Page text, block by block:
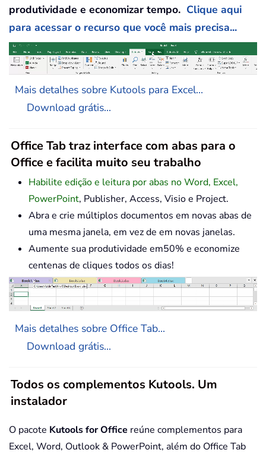
produtividade e economizar tempo. Clique aqui
para acessar o recurso que você mais precisa...
Mais detalhes sobre Kutools para Excel...
Download grátis...
Office Tab traz interface com abas para o
Office e facilita muito seu trabalho
Habilite edição e leitura por abas no Word, Excel,
PowerPoint, Publisher, Access, Visio e Project.
Abra e crie múltiplos documentos em novas abas de
uma mesma janela, em vez de em novas janelas.
Aumente sua produtividade em50% e economize
centenas de cliques todos os dias!
Mais detalhes sobre Office Tab...
Download grátis...
Todos os complementos Kutools. Um
instalador
O pacote Kutools for Office reúne complementos para
Excel, Word, Outlook & PowerPoint, além do Office Tab